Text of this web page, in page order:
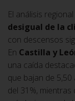
El análisis
desigual de la
con descensos
En Castilla y
una caída
que bajan de
del 31%,